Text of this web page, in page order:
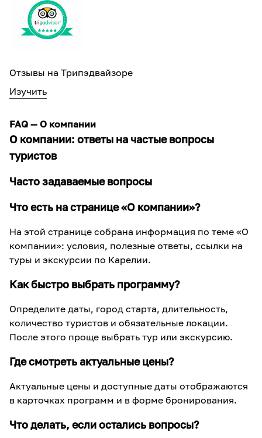
Отзывы на Трипэдвайзоре
Изучить
FAQ — О компании
О компании: ответы на частые вопросы
туристов
Часто задаваемые вопросы
Что есть на странице «О компании»?
На этой странице собрана информация по теме «О
компании»: условия, полезные ответы, ссылки на
туры и экскурсии по Карелии.
Как быстро выбрать программу?
Определите даты, город старта, длительность,
количество туристов и обязательные локации.
После этого проще выбрать тур или экскурсию.
Где смотреть актуальные цены?
Актуальные цены и доступные даты отображаются
в карточках программ и в форме бронирования.
Что делать, если остались вопросы?